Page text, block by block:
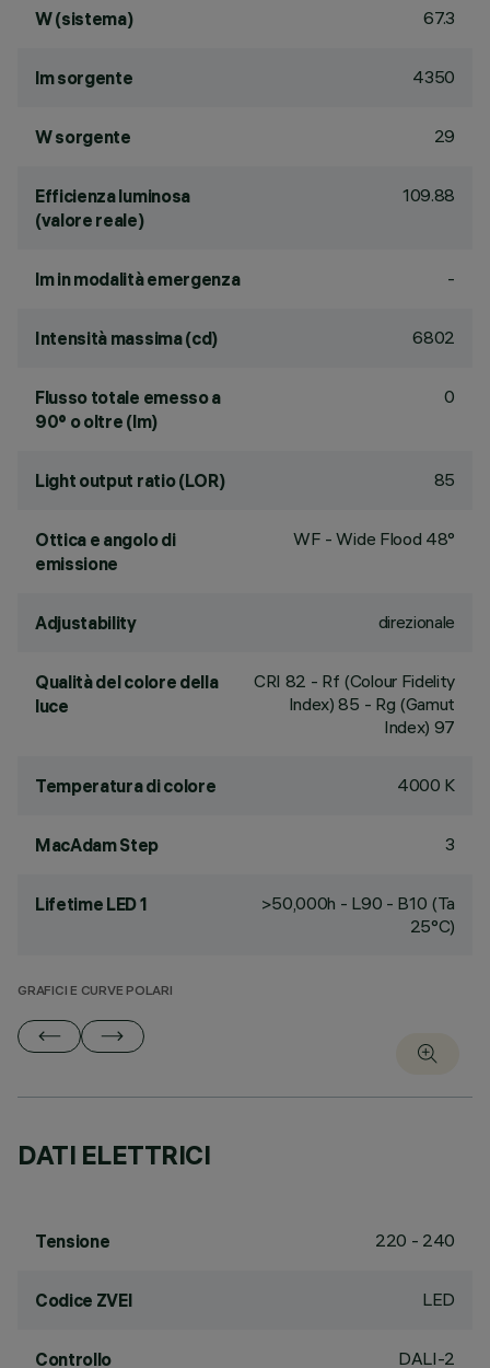
W (sistema) 67.3
lm sorgente 4350
W sorgente 29
Efficienza luminosa
(valore reale)
109.88
lm in modalità emergenza -
Intensità massima (cd) 6802
Flusso totale emesso a
90° o oltre (lm)
0
Light output ratio (LOR) 85
Ottica e angolo di
emissione
WF - Wide Flood 48°
Adjustability direzionale
Qualità del colore della
luce
CRI 82 - Rf (Colour Fidelity
Index) 85 - Rg (Gamut
Index) 97
Temperatura di colore 4000 K
MacAdam Step 3
Lifetime LED 1
>50,000h - L90 - B10 (Ta
25°C)
GRAFICI E CURVE POLARI
DATI ELETTRICI
Tensione 220 - 240
Codice ZVEI LED
Controllo DALI-2